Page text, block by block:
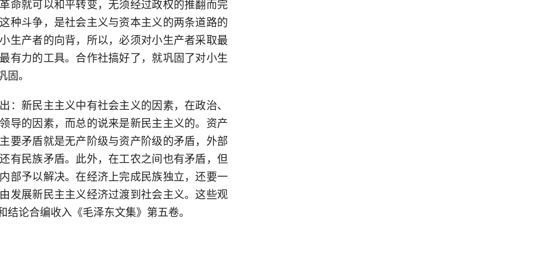
命就可以和平转变，无须经过政权的推翻而完
种斗争，是社会主义与资本主义的两条道路的
生产者的向背，所以，必须对小生产者采取最
有力的工具。合作社搞好了，就巩固了对小生
。
新民主主义中有社会主义的因素，在政治、
导的因素，而总的说来是新民主主义的。资产
要矛盾就是无产阶级与资产阶级的矛盾，外部
有民族矛盾。此外，在工农之间也有矛盾，但
部予以解决。在经济上完成民族独立，还要一
发展新民主主义经济过渡到社会主义。这些观
论合编收入《毛泽东文集》第五卷。